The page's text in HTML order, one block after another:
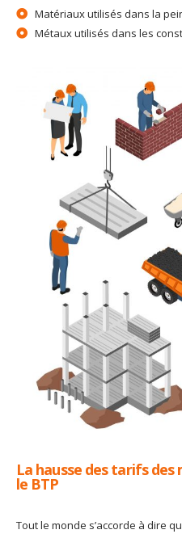
Matériaux utilisés dans la
Métaux utilisés dans les
La hausse des tarifs
le BTP
Tout le monde s’accorde à dire